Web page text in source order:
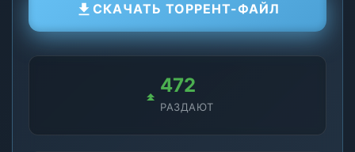
СКАЧАТЬ ТОРРЕНТ-ФАЙЛ
472
РАЗДАЮТ